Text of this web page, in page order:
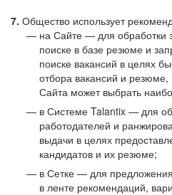
7. Общество использует
на Сайте — для обработки
поиске в базе резюме и
поиске вакансий в целях
отбора вакансий и резюме,
Сайта может выбрать
в Системе Talantix — для
работодателей и
выдачи в целях
кандидатов и их резюме;
в Сетке — для
в ленте рекомендаций,